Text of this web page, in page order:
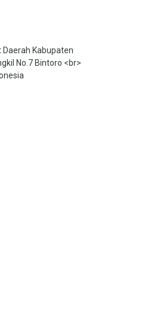
Kabupaten
No.7 Bintoro <br>